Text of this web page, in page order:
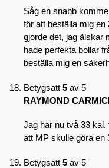
Såg en snabb
för att beställa mig en
gjorde det, jag älskar
hade perfekta bollar
beställa mig en
Betygsatt 5 av 5
RAYMOND
Jag har nu två 33
att MP skulle göra en
Betygsatt 5 av 5